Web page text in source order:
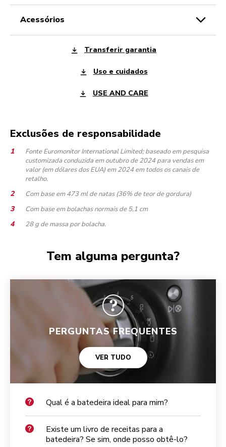
acessórios
Transferir garantia
Uso e cuidados
USE AND CARE
Exclusões de responsabilidade
Fonte Euromonitor International Limited; baseado em pesquisa
customizada conduzida em outubro de 2024 para vendas em
valor (em dólares dos EUA) em 2024 em todos os canais de
retalho.
Com base em 473 ml de natas (36% de teor de gordura)
Com base em bolachas normais de 5,1 cm
28 g de massa por bolacha.
Tem alguma pergunta?
PERGUNTAS FREQUENTES
VER TUDO
Qual é a batedeira ideal para mim?
Existe um livro de receitas para a
batedeira? Se sim, onde posso obtê-lo?